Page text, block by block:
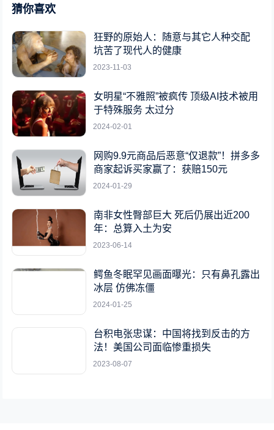
猜你喜欢
狂野的原始人：随意与其它人种交配
坑苦了现代人的健康
2023-11-03
女明星“不雅照”被疯传 顶级AI技术被用
于特殊服务 太过分
2024-02-01
网购9.9元商品后恶意“仅退款”！拼多多
商家起诉买家赢了：获赔150元
2024-01-29
南非女性臀部巨大 死后仍展出近200
年：总算入土为安
2023-06-14
鳄鱼冬眠罕见画面曝光：只有鼻孔露出
冰层 仿佛冻僵
2024-01-25
台积电张忠谋：中国将找到反击的方
法！美国公司面临惨重损失
2023-08-07